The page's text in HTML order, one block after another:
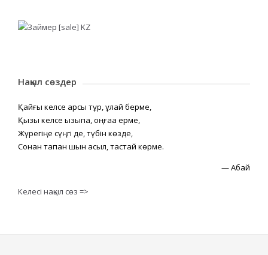
Нақыл сөздер
Қайғы келсе қарсы тұр, құлай берме,
Қызық келсе қызықпа, оңғаққа ерме,
Жүрегіңе сүңгі де, түбін көзде,
Сонан тапқан шын асыл, тастай көрме.
—Абай
Келесі нақыл сөз =>